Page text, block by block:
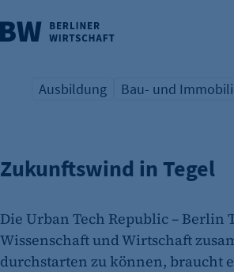
überspringen
Übersicht Schlagwort
Ausbildung
Übersicht
Bau- und
BRANCHEN VERKEHR
Zukunftswind in Tegel
Die Urban Tech Republic – Berlin
Wissenschaft und Wirtschaft
durchstarten zu können, braucht